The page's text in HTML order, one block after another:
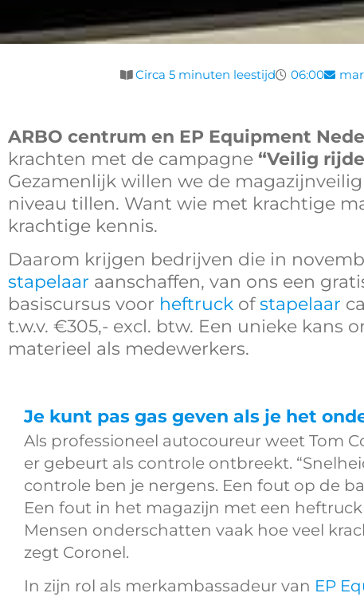
Circa 5 minuten leestijd 06:00
ARBO centrum en EP Equipment
krachten met de campagne “Veilig
Gezamenlijk willen we de
niveau tillen. Want wie met krachtige
krachtige kennis.
Daarom krijgen bedrijven die in
stapelaar aanschaffen, van ons een
basiscursus voor heftruck ofstapelaar
t.w.v. €305,- excl. btw. Een unieke kans
materieel als medewerkers.
Je kunt pas gas geven als je het
Als professioneel autocoureur weet Tom
er gebeurt als controle ontbreekt.
controle ben je nergens. Een fout op de
Een fout in het magazijn met een heftruck
Mensen onderschatten vaak hoe veel
zegt Coronel.
In zijn rol als merkambassadeur van EP